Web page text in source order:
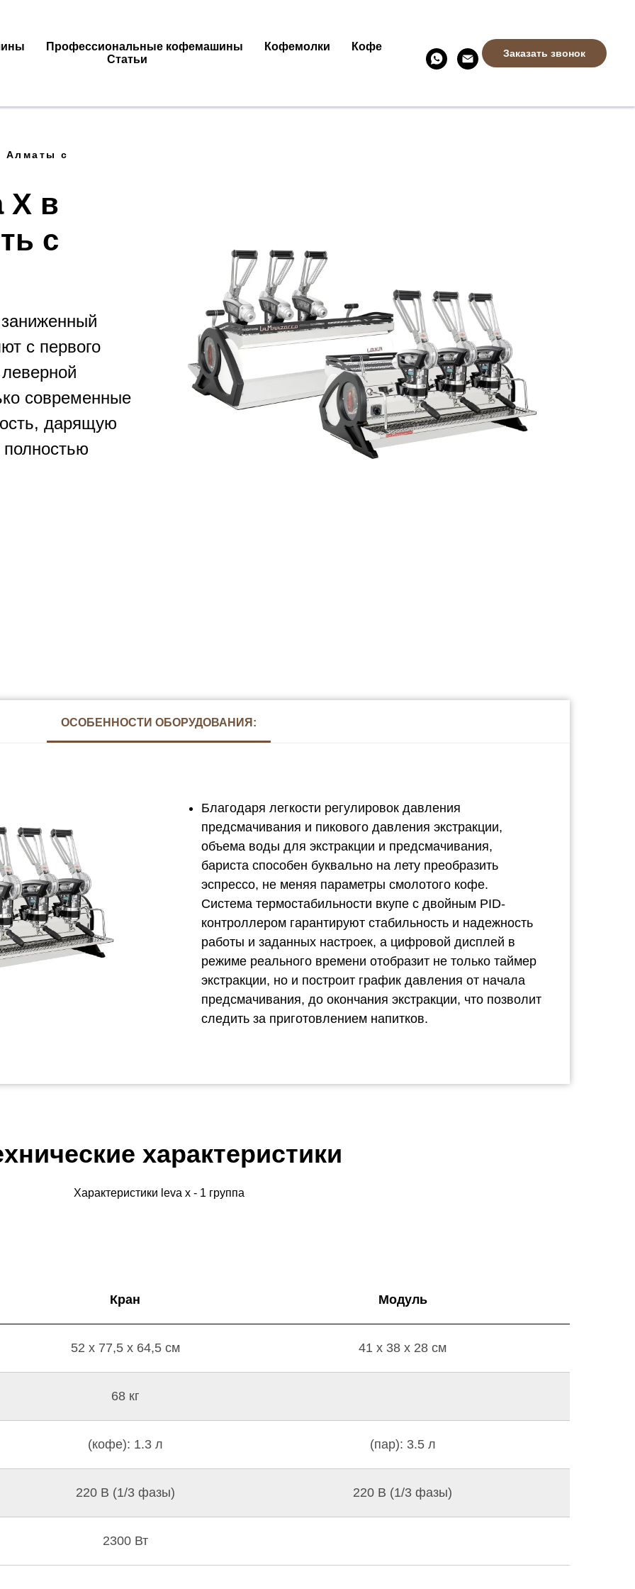
Профессиональные кофемашины Кофемолки
Кофе
Статьи
Заказать звонок
Алматы с
X в
с
с первого
современные
дарящую
полностью
ОСОБЕННОСТИ ОБОРУДОВАНИЯ:
Благодаря легкости регулировок давления
предсмачивания и пикового давления экстракции,
объема воды для экстракции и предсмачивания,
бариста способен буквально на лету преобразить
эспрессо, не меняя параметры смолотого кофе.
Система термостабильности вкупе с двойным PID-
контроллером гарантируют стабильность и надежность
работы и заданных настроек, а цифровой дисплей в
режиме реального времени отобразит не только таймер
экстракции, но и построит график давления от начала
предсмачивания, до окончания экстракции, что позволит
следить за приготовлением напитков.
характеристики
Характеристики leva x - 1 группа
Кран Модуль
52 x 77,5 x 64,5 см 41 x 38 x 28 см
68 кг
(кофе): 1.3 л (пар): 3.5 л
220 В (1/3 фазы) 220 В (1/3 фазы)
2300 Вт